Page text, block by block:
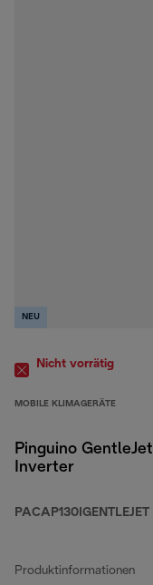
NEU
Nicht vorrätig
MOBILE KLIMAGERÄTE
Pinguino GentleJet
Inverter
PACAP130IGENTLEJET
Produktinformationen